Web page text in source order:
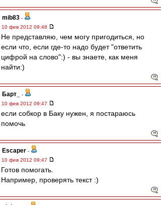
mib83 -
10 фев 2012 09:48
Не представляю, чем могу пригодиться, но
если что, если где-то надо будет "ответить
цифрой на слово":) - вы знаете, как меня
найти:)
Барт_
-
10 фев 2012 09:47
если собкор в Баку нужен, я постараюсь
помочь
Escaper -
10 фев 2012 09:47
Готов помогать.
Например, проверять текст :)